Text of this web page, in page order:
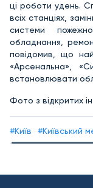
ці роботи удень.
всіх станціях,
системи
обладнання,
повідомив, що
«Арсенальна»,
встановлювати
Фото з відкритих
#Київ #Київський